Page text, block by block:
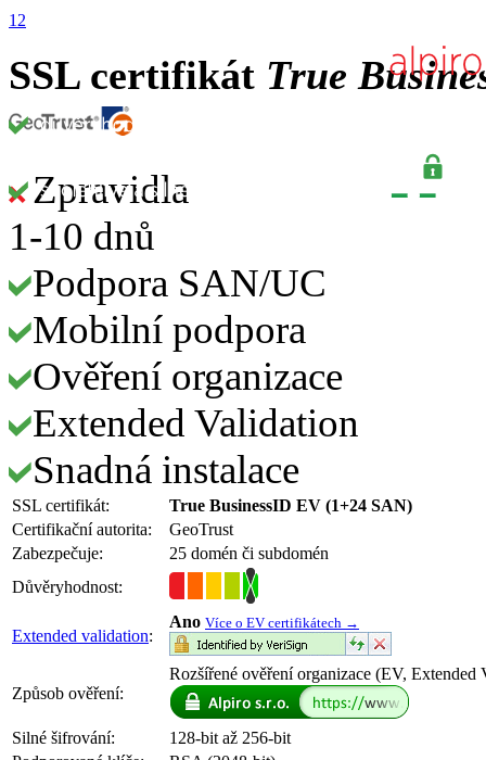
1 2
SSL certifikát True
Zpravidla
1-10 dnů
Podpora SAN/UC
Mobilní podpora
Ověření organizace
Extended Validation
Snadná instalace
SSL certifikát:
True BusinessID EV (1+24 SAN)
Certifikační autorita:
GeoTrust
Zabezpečuje:
25 domén či subdomén
Důvěryhodnost:
Extended validation:
Ano Více o EV certifikátech →
Způsob ověření:
Rozšířené ověření organizace (EV, Extended
Silné šifrování:
128-bit až 256-bit